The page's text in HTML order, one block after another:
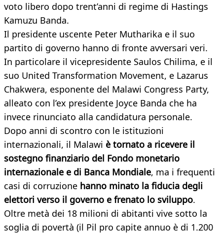
voto libero dopo trent’anni di regime di Hastings
Kamuzu Banda.
Il presidente uscente Peter Mutharika e il suo
partito di governo hanno di fronte avversari veri.
In particolare il vicepresidente Saulos Chilima, e il
suo United Transformation Movement, e Lazarus
Chakwera, esponente del Malawi Congress Party,
alleato con l’ex presidente Joyce Banda che ha
invece rinunciato alla candidatura personale.
Dopo anni di scontro con le istituzioni
internazionali, il Malawi è tornato a ricevere il
sostegno finanziario del Fondo monetario
internazionale e di Banca Mondiale, ma i frequenti
casi di corruzione hanno minato la fiducia degli
elettori verso il governo e frenato lo sviluppo.
Oltre metà dei 18 milioni di abitanti vive sotto la
soglia di povertà (il Pil pro capite annuo è di 1.200